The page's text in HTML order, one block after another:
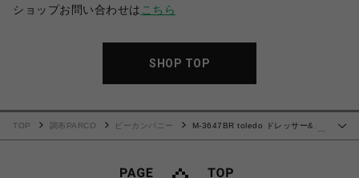
ショップお問い合わせは こちら
SHOP TOP
…
TOP 調布PARCO ビーカンパニー
M-3647BR toledo ドレッサー&ス